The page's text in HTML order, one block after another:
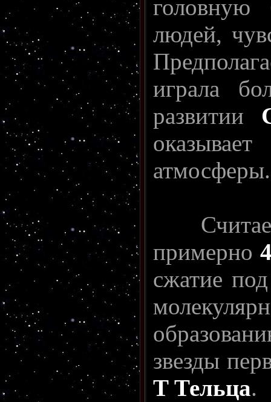
головную
людей,
играла
развитии
атмосферы.
примерно
сжатие
звезды
T Тельца.